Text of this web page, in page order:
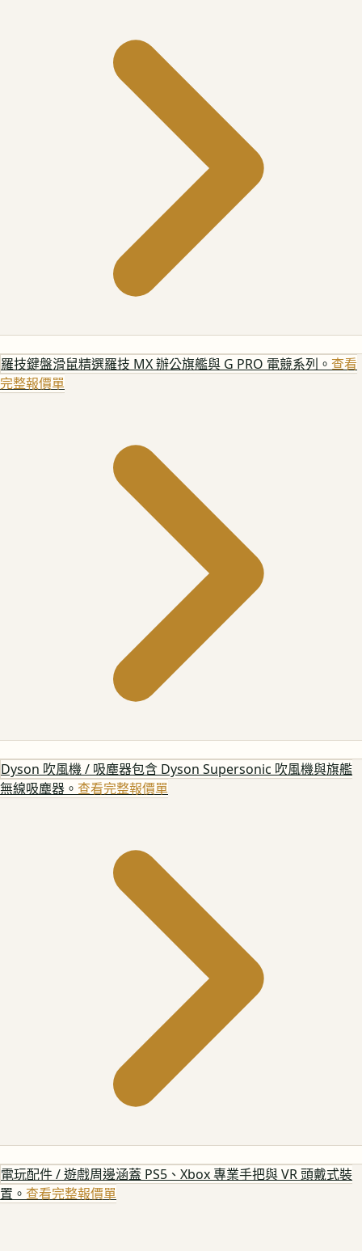
羅技鍵盤滑鼠精選羅技 MX 辦公旗艦與 G PRO 電競系列。 查看
完整報價單
Dyson 吹風機 / 吸塵器包含 Dyson Supersonic 吹風機與旗艦
無線吸塵器。 查看完整報價單
電玩配件 / 遊戲周邊涵蓋 PS5、Xbox 專業手把與 VR 頭戴式裝
置。 查看完整報價單